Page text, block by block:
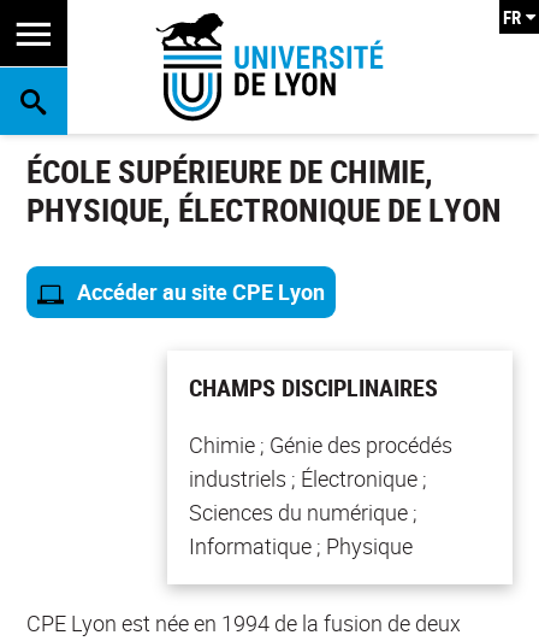
RECHERCHE
FR
ÉCOLE SUPÉRIEURE DE CHIMIE,
PHYSIQUE, ÉLECTRONIQUE DE LYON
Accéder au site CPE Lyon
CPE Lyon est née en 1994 de la fusion de deux
CHAMPS DISCIPLINAIRES
Chimie ; Génie des procédés
industriels ; Électronique ;
Sciences du numérique ;
Informatique ; Physique